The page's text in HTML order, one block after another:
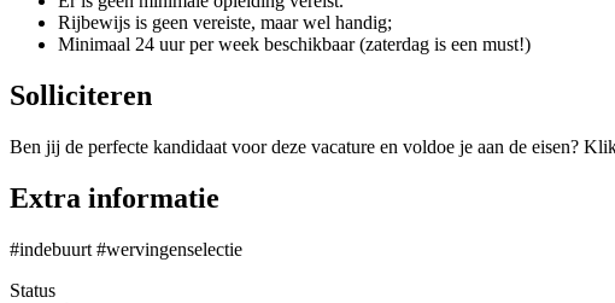
Rijbewijs is geen vereiste, maar wel handig;
Minimaal 24 uur per week beschikbaar (zaterdag is een must!)
Solliciteren
Ben jij de perfecte kandidaat voor deze vacature en voldoe je aan de eisen?
Extra informatie
#indebuurt #wervingenselectie
Status